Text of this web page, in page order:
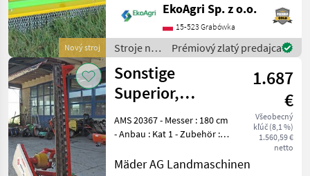
Nový stroj
KO275 je univerzálny stroj
na údržbu trávnatých
plôch, ktorý spoľahlivo a
efektívne umožňuje mulč
EkoAgri Sp. z o.o.
15-523 Grabówka
Stroje na
zber
objemových
krmív /
Sonstige
Prémiový zlatý predajca
Sonstige
Superior,
Heckdoppelmesserbalken
Micro 394 DA
1.687
€
Všeobecný
kľúč (8,1 %)
1.560,59 €
netto
AMS 20367 - Messer : 180 cm
- Anbau : Kat 1 - Zubehör :
Gribaldi+Salvia - Gewicht :
Mäder AG Landmaschinen